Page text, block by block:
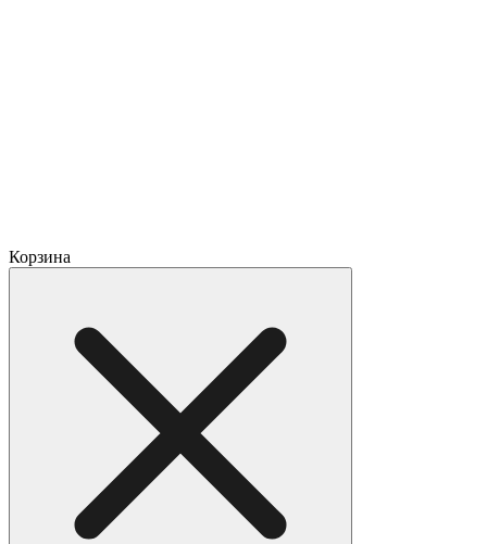
Корзина